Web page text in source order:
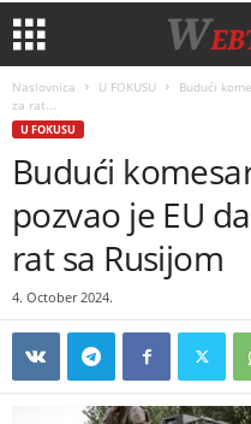
Naslovnica U FOKUSU
Budući
za rat...
U FOKUSU
Budući
pozvao je EU
rat sa Rusijom
4. October 2024.